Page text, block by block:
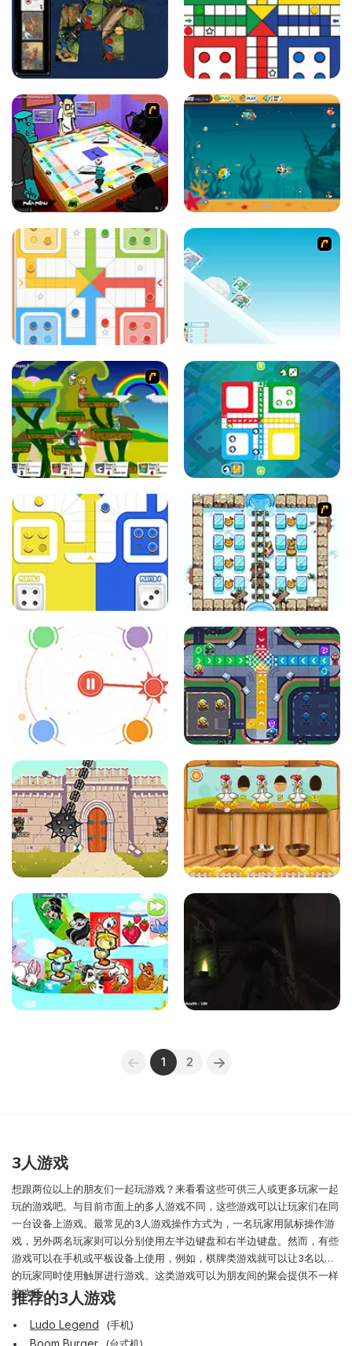
1 2
3人游戏
想跟两位以上的朋友们一起玩游戏？来看看这些可供三人或更多玩家一起
玩的游戏吧。与目前市面上的多人游戏不同，这些游戏可以让玩家们在同
一台设备上游戏。最常见的3人游戏操作方式为，一名玩家用鼠标操作游
戏，另外两名玩家则可以分别使用左半边键盘和右半边键盘。然而，有些
游戏可以在手机或平板设备上使用，例如，棋牌类游戏就可以让3名以上
的玩家同时使用触屏进行游戏。这类游戏可以为朋友间的聚会提供不一样
的欢乐。
推荐的3人游戏
Ludo Legend (手机)
Boom Burger